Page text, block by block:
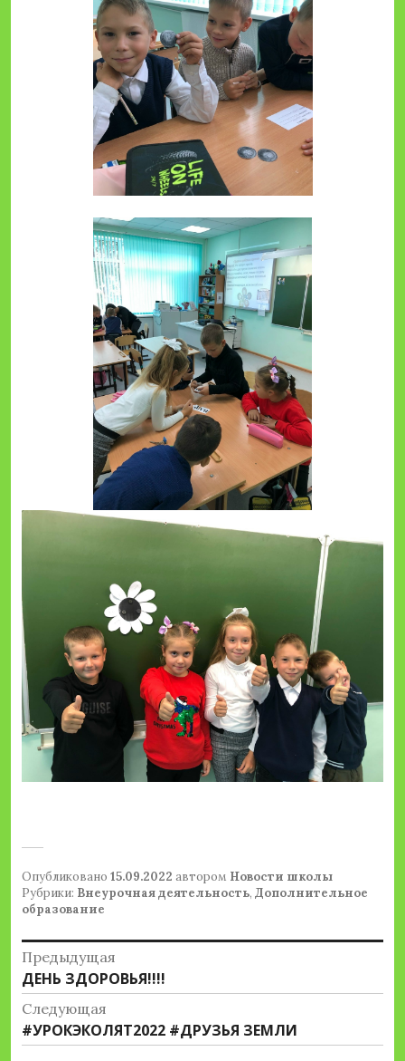
Опубликовано 15.09.2022 автором Новости школы
Рубрики: Внеурочная деятельность, Дополнительное
образование
Навигация
по
записям
Предыдущая
Предыдущая
запись:
ДЕНЬ ЗДОРОВЬЯ!!!!
Следующая
Следующая
запись:
#УРОКЭКОЛЯТ2022 #ДРУЗЬЯ ЗЕМЛИ